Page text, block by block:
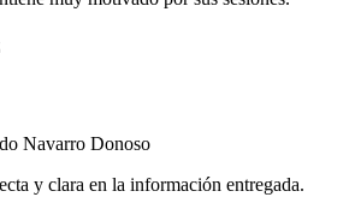
Navarro Donoso
y clara en la información entregada.